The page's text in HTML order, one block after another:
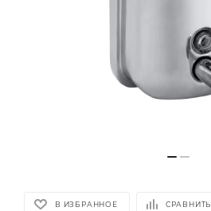
В ИЗБРАННОЕ СРАВНИТЬ